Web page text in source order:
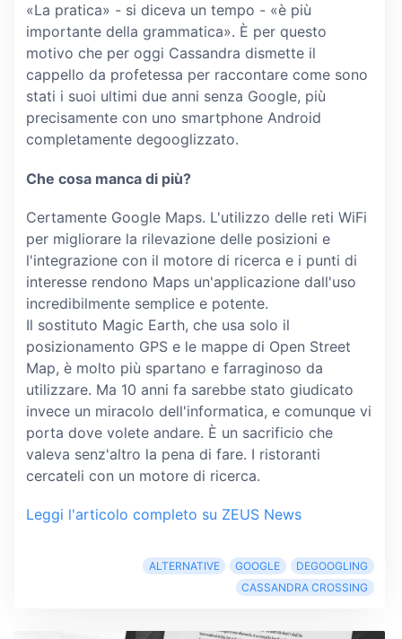
«La pratica» - si diceva un tempo - «è più
importante della grammatica». È per questo
motivo che per oggi Cassandra dismette il
cappello da profetessa per raccontare come sono
stati i suoi ultimi due anni senza Google, più
precisamente con uno smartphone Android
completamente degooglizzato.
Che cosa manca di più?
Certamente Google Maps. L'utilizzo delle reti WiFi
per migliorare la rilevazione delle posizioni e
l'integrazione con il motore di ricerca e i punti di
interesse rendono Maps un'applicazione dall'uso
incredibilmente semplice e potente.
Il sostituto Magic Earth, che usa solo il
posizionamento GPS e le mappe di Open Street
Map, è molto più spartano e farraginoso da
utilizzare. Ma 10 anni fa sarebbe stato giudicato
invece un miracolo dell'informatica, e comunque vi
porta dove volete andare. È un sacrificio che
valeva senz'altro la pena di fare. I ristoranti
cercateli con un motore di ricerca.
Leggi l'articolo completo su ZEUS News
ALTERNATIVE GOOGLE
DEGOOGLING
CASSANDRA CROSSING